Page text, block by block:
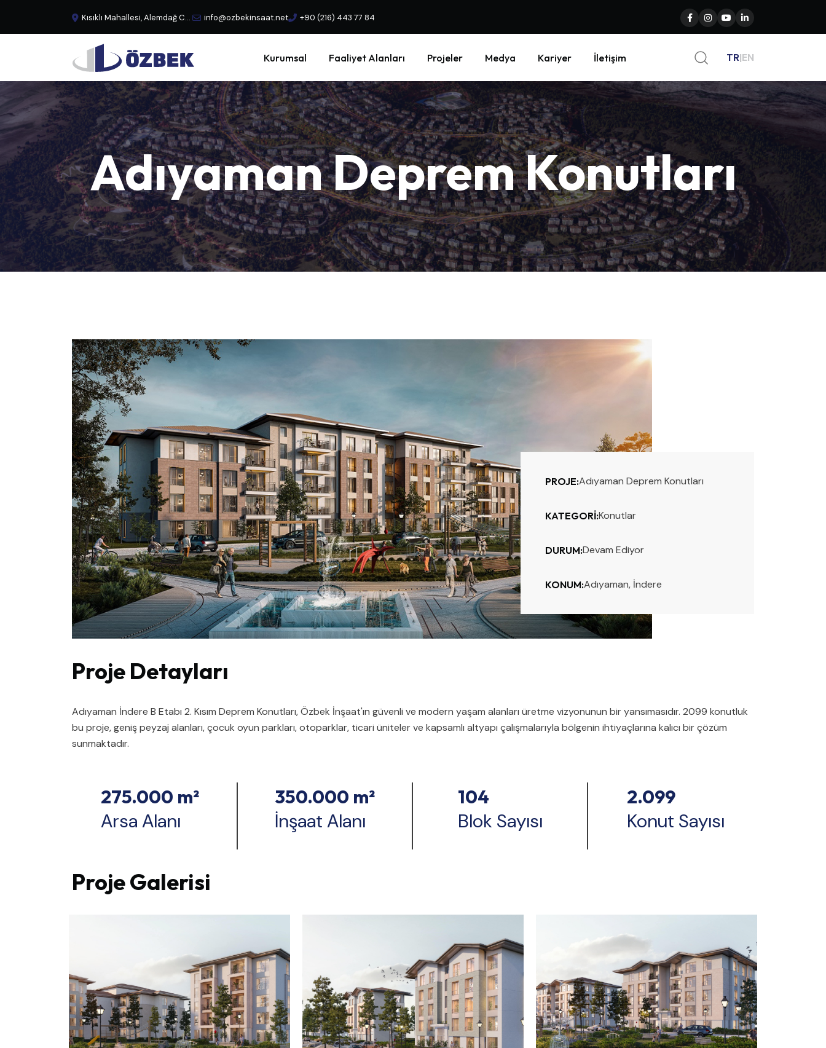
Kısıklı Mahallesi, Alemdağ Caddesi, No:29 Büyük Çamlıca - Üsküdar, İstanbul, Türkiye info@ozbekinsaat.net +90 (216) 443 77 84
Kurumsal Faaliyet Alanları Projeler Medya Kariyer İletişim TR|EN
AdıyamanDepremKonutları
PROJE:Adıyaman Deprem Konutları
KATEGORI:Konutlar
DURUM:Devam Ediyor
KONUM:Adıyaman, İndere
Proje Detayları
Adıyaman İndere B Etabı 2. Kısım Deprem Konutları, Özbek İnşaat'ın güvenli ve modern yaşam alanları üretme vizyonunun bir yansımasıdır. 2099 konutluk
bu proje, geniş peyzaj alanları, çocuk oyun parkları, otoparklar, ticari üniteler ve kapsamlı altyapı çalışmalarıyla bölgenin ihtiyaçlarına kalıcı bir çözüm
sunmaktadır.
275.000 m²
Arsa Alanı
350.000 m²
İnşaat Alanı
104
Blok Sayısı
2.099
Konut Sayısı
Proje Galerisi